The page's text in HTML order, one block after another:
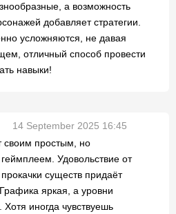
а возможность
добавляет стратегии.
усложняются, не давая
отличный способ провести
навыки!
14 September 2025 16:45
своим простым, но
Удовольствие от
существ придаёт
яркая, а уровни
иногда чувствуешь